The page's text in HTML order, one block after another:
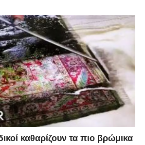
καθαρίζουν τα πιο βρώμικα